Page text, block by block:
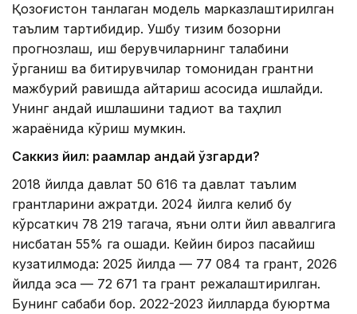
Қозоғистон танлаган модель марказлаштирилган
таълим тартибидир. Ушбу тизим бозорни
прогнозлаш, иш берувчиларнинг талабини
ўрганиш ва битирувчилар томонидан грантни
мажбурий равишда қайтариш асосида ишлайди.
Унинг қандай ишлашини тадқиқот ва таҳлил
жараёнида кўриш мумкин.
Саккиз йил: рақамлар қандай ўзгарди?
2018 йилда давлат 50 616 та давлат таълим
грантларини ажратди. 2024 йилга келиб бу
кўрсаткич 78 219 тагача, яъни олти йил аввалгига
нисбатан 55% га ошади. Кейин бироз пасайиш
кузатилмоқда: 2025 йилда — 77 084 та грант, 2026
йилда эса — 72 671 та грант режалаштирилган.
Бунинг сабаби бор. 2022-2023 йилларда буюртма